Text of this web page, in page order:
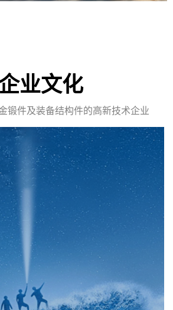
业文化
锻件及装备结构件的高新技术企业